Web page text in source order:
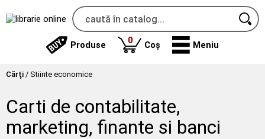
Produse 0produse
Coș Meniu
Cărţi / Stiinte economice
Carti de contabilitate,
marketing, finante si banci